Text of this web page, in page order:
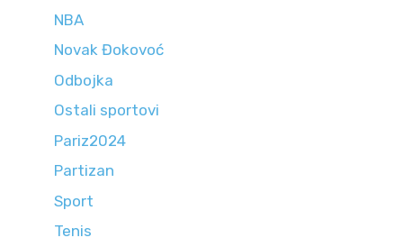
NBA
Novak Đokovoć
Odbojka
Ostali sportovi
Pariz2024
Partizan
Sport
Tenis